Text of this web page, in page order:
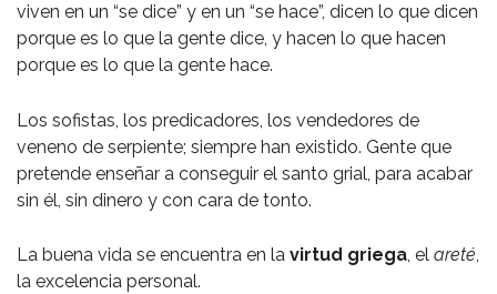
viven en un “se dice” y en un “se hace”, dicen lo que dicen
porque es lo que la gente dice, y hacen lo que hacen
porque es lo que la gente hace.
Los sofistas, los predicadores, los vendedores de
veneno de serpiente; siempre han existido. Gente que
pretende enseñar a conseguir el santo grial, para acabar
sin él, sin dinero y con cara de tonto.
La buena vida se encuentra en lavirtud griega, el areté,
la excelencia personal.